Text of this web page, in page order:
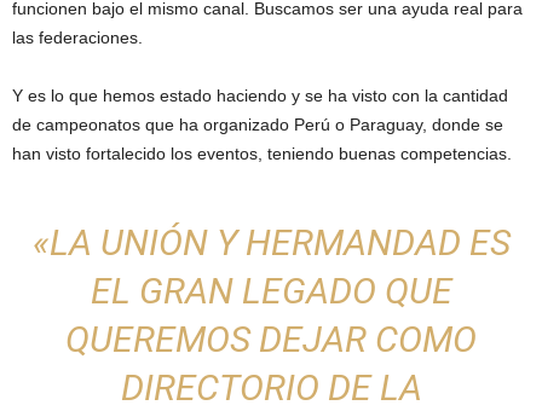
funcionen bajo el mismo canal. Buscamos ser una ayuda real para
las federaciones.
Y es lo que hemos estado haciendo y se ha visto con la cantidad
de campeonatos que ha organizado Perú o Paraguay, donde se
han visto fortalecido los eventos, teniendo buenas competencias.
«LA UNIÓN Y HERMANDAD ES
EL GRAN LEGADO QUE
QUEREMOS DEJAR COMO
DIRECTORIO DE LA